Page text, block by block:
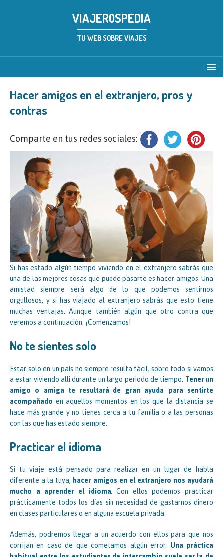
VIAJEROSPEDIA
TU WEB SOBRE VIAJES
Hacer amigos en el extranjero, pros y
contras
Comparte en tus redes sociales:
Si has estado algún tiempo viviendo en el extranjero sabrás que
una de las mejores cosas que puede pasarte es hacer amigos. Una
amistad siempre será algo de lo que podemos sentirnos
orgullosos, y si has viajado al extranjero sabrás que esto tiene
muchas ventajas. Aunque también algún que otro contra que
veremos a continuación. ¡Comenzamos!
No te sientes solo
Estar solo en un país no siempre resulta fácil, sobre todo si vamos
a estar viviendo allí durante un largo periodo de tiempo. Tener un
amigo o amiga te resultará de gran ayuda para sentirte
acompañado en aquellos momentos en los que la distancia se
hace más grande y no tienes cerca a tu familia o a las personas
con las que has estado siempre.
Practicar el idioma
Si tu viaje está pensado para realizar en un lugar de habla
diferente a la tuya, hacer amigos en el extranjero nos ayudará
mucho a aprender el idioma . Con ellos podemos practicar
prácticamente todos los días sin necesidad de gastarnos dinero
en clases particulares o en alguna escuela privada.
Además, podremos llegar a un acuerdo con ellos para que nos
corrijan en caso de que cometamos algún error. Una práctica